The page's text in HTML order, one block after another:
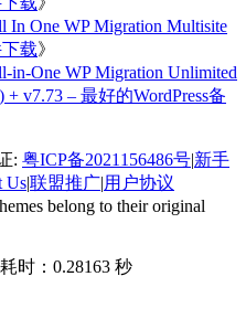
In One WP Migration Multisite
载》
in-One WP Migration Unlimited
+ v7.73 – 最好的WordPress备
: 粤ICP备2021156486号|新手
Us|联盟推广|用户协议
belong to their original
时：0.28163 秒